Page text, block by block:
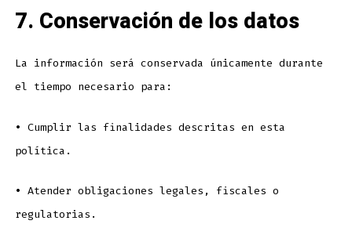
7. Conservación de los datos
La información será conservada únicamente durante
el tiempo necesario para:
• Cumplir las finalidades descritas en esta
política.
• Atender obligaciones legales, fiscales o
regulatorias.